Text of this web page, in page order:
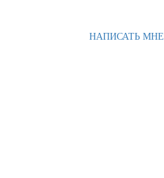
НАПИСАТЬ МНЕ